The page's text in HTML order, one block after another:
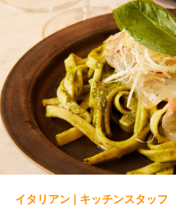
イタリアン | キッチンスタッフ